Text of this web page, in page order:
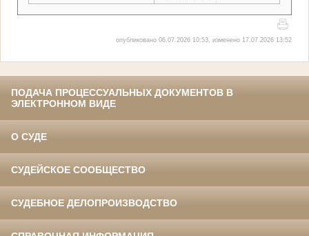
опубликовано 06.07.2026 10:53, изменено 17.07.2026 13:52
ПОДАЧА ПРОЦЕССУАЛЬНЫХ ДОКУМЕНТОВ В
ЭЛЕКТРОННОМ ВИДЕ
О СУДЕ
СУДЕЙСКОЕ СООБЩЕСТВО
СУДЕБНОЕ ДЕЛОПРОИЗВОДСТВО